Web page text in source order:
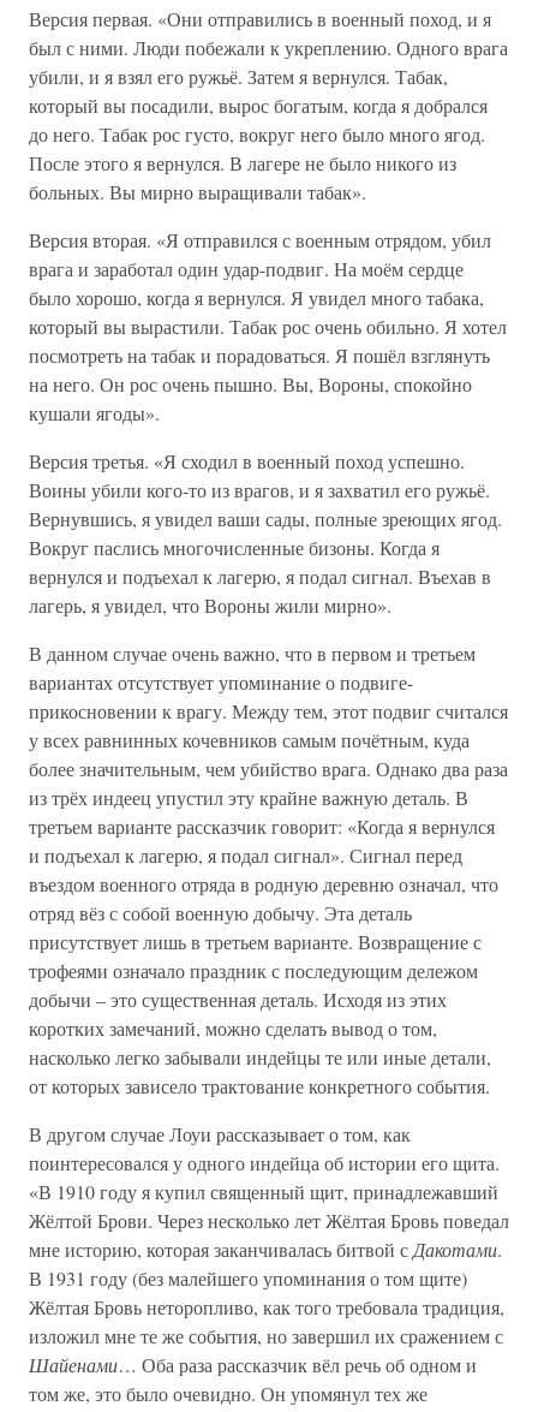
Версия первая. «Они отправились в военный поход, и я
был с ними. Люди побежали к укреплению. Одного врага
убили, и я взял его ружьё. Затем я вернулся. Табак,
который вы посадили, вырос богатым, когда я добрался
до него. Табак рос густо, вокруг него было много ягод.
После этого я вернулся. В лагере не было никого из
больных. Вы мирно выращивали табак».
Версия вторая. «Я отправился с военным отрядом, убил
врага и заработал один удар-подвиг. На моём сердце
было хорошо, когда я вернулся. Я увидел много табака,
который вы вырастили. Табак рос очень обильно. Я хотел
посмотреть на табак и порадоваться. Я пошёл взглянуть
на него. Он рос очень пышно. Вы, Вороны, спокойно
кушали ягоды».
Версия третья. «Я сходил в военный поход успешно.
Воины убили кого-то из врагов, и я захватил его ружьё.
Вернувшись, я увидел ваши сады, полные зреющих ягод.
Вокруг паслись многочисленные бизоны. Когда я
вернулся и подъехал к лагерю, я подал сигнал. Въехав в
лагерь, я увидел, что Вороны жили мирно».
В данном случае очень важно, что в первом и третьем
вариантах отсутствует упоминание о подвиге-
прикосновении к врагу. Между тем, этот подвиг считался
у всех равнинных кочевников самым почётным, куда
более значительным, чем убийство врага. Однако два раза
из трёх индеец упустил эту крайне важную деталь. В
третьем варианте рассказчик говорит: «Когда я вернулся
и подъехал к лагерю, я подал сигнал». Сигнал перед
въездом военного отряда в родную деревню означал, что
отряд вёз с собой военную добычу. Эта деталь
присутствует лишь в третьем варианте. Возвращение с
трофеями означало праздник с последующим дележом
добычи – это существенная деталь. Исходя из этих
коротких замечаний, можно сделать вывод о том,
насколько легко забывали индейцы те или иные детали,
от которых зависело трактование конкретного события.
В другом случае Лоуи рассказывает о том, как
поинтересовался у одного индейца об истории его щита.
«В 1910 году я купил священный щит, принадлежавший
Жёлтой Брови. Через несколько лет Жёлтая Бровь поведал
мне историю, которая заканчивалась битвой с Дакотами.
В 1931 году (без малейшего упоминания о том щите)
Жёлтая Бровь неторопливо, как того требовала традиция,
изложил мне те же события, но завершил их сражением с
Шайенами… Оба раза рассказчик вёл речь об одном и
том же, это было очевидно. Он упомянул тех же